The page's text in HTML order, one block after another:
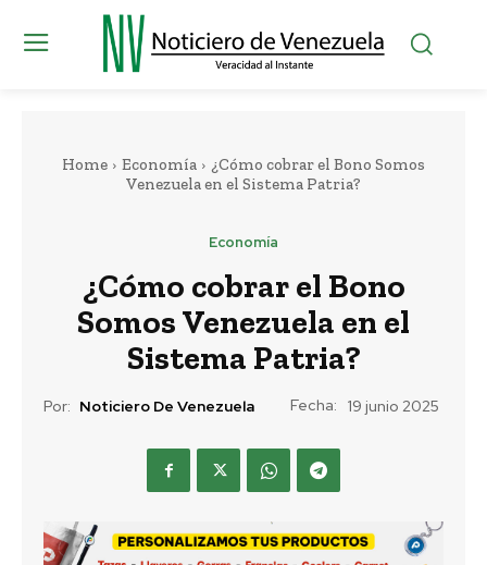
Home Economía
¿Cómo cobrar el Bono Somos
Venezuela en el Sistema Patria?
Economía
¿Cómo cobrar el Bono
Somos Venezuela en el
Sistema Patria?
Por: Noticiero De Venezuela Fecha: 19 junio 2025